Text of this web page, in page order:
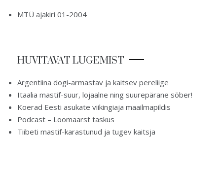
MTÜ ajakiri 01-2004
HUVITAVAT LUGEMIST
Argentiina dogi-armastav ja kaitsev pereliige
Itaalia mastif-suur, lojaalne ning suurepärane sõber!
Koerad Eesti asukate viikingiaja maailmapildis
Podcast – Loomaarst taskus
Tiibeti mastif-karastunud ja tugev kaitsja